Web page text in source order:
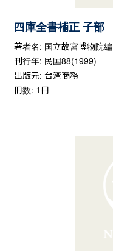
四庫全書補正 子部
著者名: 国立故宮博物院編
刊行年: 民国88(1999)
出版元: 台湾商務
冊数: 1冊